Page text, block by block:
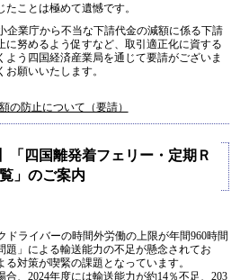
ことは極めて遺憾です。
企業庁から不当な下請代金の減額に係る下請
に努めるよう促すなど、取引適正化に資する
よう四国経済産業局を通じて要請がございま
願いいたします。
の防止について（要請）
「四国離発着フェリー・定期Ｒ
」のご案内
ドライバーの時間外労働の上限が年間960時間
題」による輸送能力の不足が懸念されてお
対策が喫緊の課題となっています。
合、2024年度には輸送能力が約14％不足、203